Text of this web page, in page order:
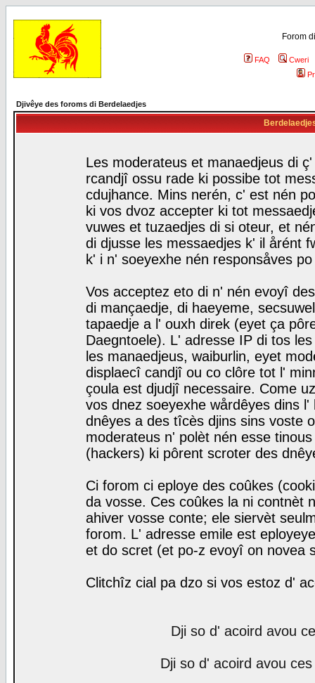
Forom
FAQ
Cweri
Djivêye des foroms di Berdelaedjes
Les moderateus et manaedjeus di
rcandjî ossu rade ki possibe tot
cdujhance. Mins nerén, c' est nén
ki vos dvoz accepter ki tot
vuwes et tuzaedjes di si oteur, et
di djusse les messaedjes k' il årént
k' i n' soeyexhe nén responsåves
Vos acceptez eto di n' nén evoyî
di mançaedje, di haeyeme,
tapaedje a l' ouxh direk (eyet ça
Daegntoele). L' adresse IP di tos
les manaedjeus, waiburlin, eyet
displaecî candjî ou co clôre tot l'
çoula est djudjî necessaire. Come
vos dnez soeyexhe wårdêyes dins
dnêyes a des tîcès djins sins voste
moderateus n' polèt nén esse
(hackers) ki pôrent scroter des
Ci forom ci eploye des coûkes
da vosse. Ces coûkes la ni contnèt
ahiver vosse conte; ele siervèt
forom. L' adresse emile est
et do scret (et po-z evoyî on novea
Clitchîz cial pa dzo si vos estoz d'
Dji so d' acoird avou
Dji so d' acoird avou